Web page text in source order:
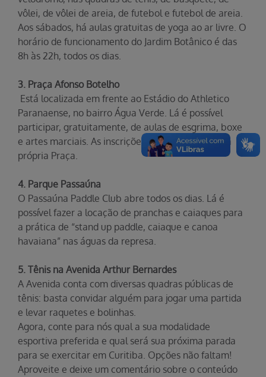
vôlei, de vôlei de areia, de futebol e futebol de areia.
Aos sábados, há aulas gratuitas de yoga ao ar livre. O
horário de funcionamento do Jardim Botânico é das
8h às 22h, todos os dias.
3. Praça Afonso Botelho
Está localizada em frente ao Estádio do Athletico
Paranaense, no bairro Água Verde. Lá é possível
participar, gratuitamente, de aulas de esgrima, boxe
e artes marciais. As inscrições devem ser feitas na
própria Praça.
4. Parque Passaúna
O Passaúna Paddle Club abre todos os dias. Lá é
possível fazer a locação de pranchas e caiaques para
a prática de “stand up paddle, caiaque e canoa
havaiana” nas águas da represa.
5. Tênis na Avenida Arthur Bernardes
A Avenida conta com diversas quadras públicas de
tênis: basta convidar alguém para jogar uma partida
e levar raquetes e bolinhas.
Agora, conte para nós qual a sua modalidade
esportiva preferida e qual será sua próxima parada
para se exercitar em Curitiba. Opções não faltam!
Aproveite e deixe um comentário sobre o conteúdo